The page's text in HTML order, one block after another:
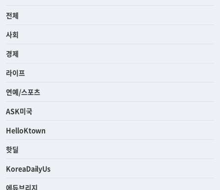
전체
사회
경제
라이프
연예/스포츠
ASK미국
HelloKtown
핫딜
KoreaDailyUs
에듀브리지